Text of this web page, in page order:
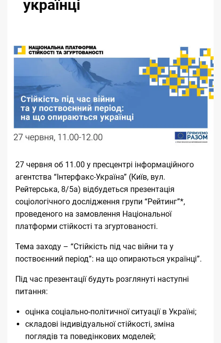
українці
27 червня об 11.00 у пресцентрі інформаційного
агентства “Інтерфакс-Україна” (Київ, вул.
Рейтерська, 8/5а) відбудеться презентація
соціологічного дослідження групи “Рейтинг”*,
проведеного на замовлення Національної
платформи стійкості та згуртованості.
Тема заходу – “Стійкість під час війни та у
поствоєнний період”: на що опираються українці”.
Під час презентації будуть розглянуті наступні
питання:
оцінка соціально-політичної ситуації в Україні;
складові індивідуальної стійкості, зміна
поглядів та поведінкових моделей;